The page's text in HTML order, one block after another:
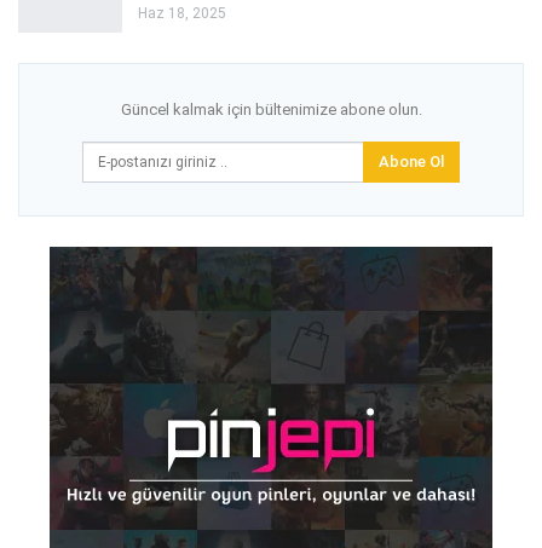
Haz 18, 2025
Güncel kalmak için bültenimize abone olun.
Abone Ol